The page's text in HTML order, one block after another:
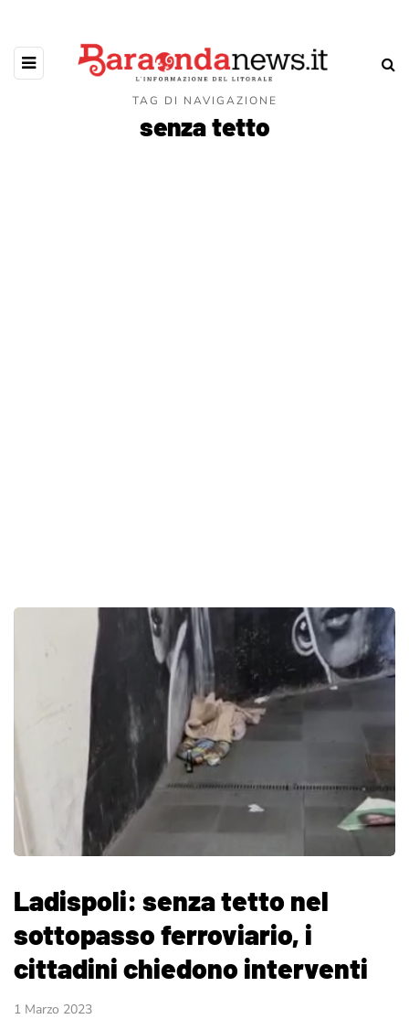
TAG DI NAVIGAZIONE
senza tetto
Ladispoli: senza tetto nel
sottopasso ferroviario, i
cittadini chiedono interventi
1 Marzo 2023